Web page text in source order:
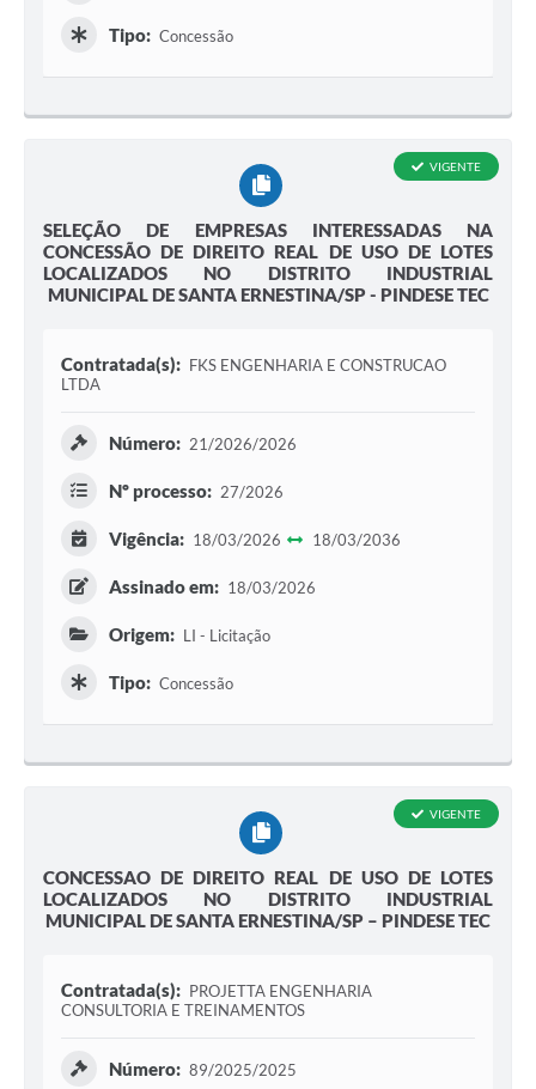
Tipo: Concessão
SELEÇÃO DE EMPRESAS INTERESSADAS NA
CONCESSÃO DE DIREITO REAL DE USO DE LOTES
LOCALIZADOS NO DISTRITO INDUSTRIAL
MUNICIPAL DE SANTA ERNESTINA/SP - PINDESE TEC
VIGENTE
Contratada(s): FKS ENGENHARIA E CONSTRUCAO
LTDA
Número: 21/2026/2026
Nº processo: 27/2026
Vigência: 18/03/2026 18/03/2036
Assinado em: 18/03/2026
Origem: LI - Licitação
Tipo: Concessão
CONCESSAO DE DIREITO REAL DE USO DE LOTES
LOCALIZADOS NO DISTRITO INDUSTRIAL
MUNICIPAL DE SANTA ERNESTINA/SP – PINDESE TEC
VIGENTE
Contratada(s): PROJETTA ENGENHARIA
CONSULTORIA E TREINAMENTOS
Número: 89/2025/2025